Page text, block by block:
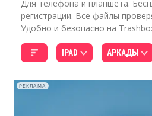
Для телефона и планшета.
регистрации. Все файлы
Удобно и безопасно на
IPAD АРКАДЫ
РЕКЛАМА